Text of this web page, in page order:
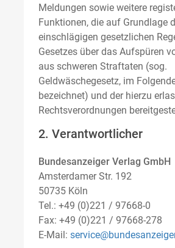
Meldungen sowie weitere
Funktionen, die auf Grundlage
einschlägigen gesetzlichen
Gesetzes über das Aufspüren
aus schweren Straftaten (sog.
Geldwäschegesetz, im
bezeichnet) und der hierzu
Rechtsverordnungen
2. Verantwortlicher
Bundesanzeiger Verlag GmbH
Amsterdamer Str. 192
50735 Köln
Tel.: +49 (0)221 / 97668-0
Fax: +49 (0)221 / 97668-278
E-Mail: